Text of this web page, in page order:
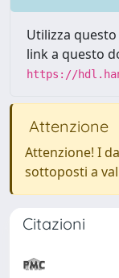
Utilizza
link a questo
https://
Attenzione
Attenzione! I
sottoposti a
Citazioni